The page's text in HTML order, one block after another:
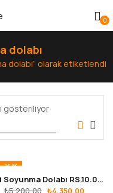
0
dolabı
dolabı” olarak etiketlendi
gösteriliyor
-16%
İkili Soyunma Dolabı RS.10.01.02
₺5.200,00 ₺4.350,00